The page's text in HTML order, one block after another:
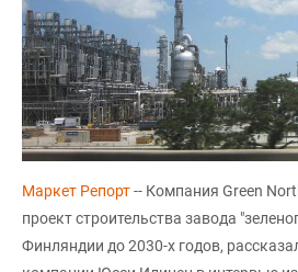
Маркет Репорт-- Компания Green
проект строительства завода
Финляндии до 2030-х годов,